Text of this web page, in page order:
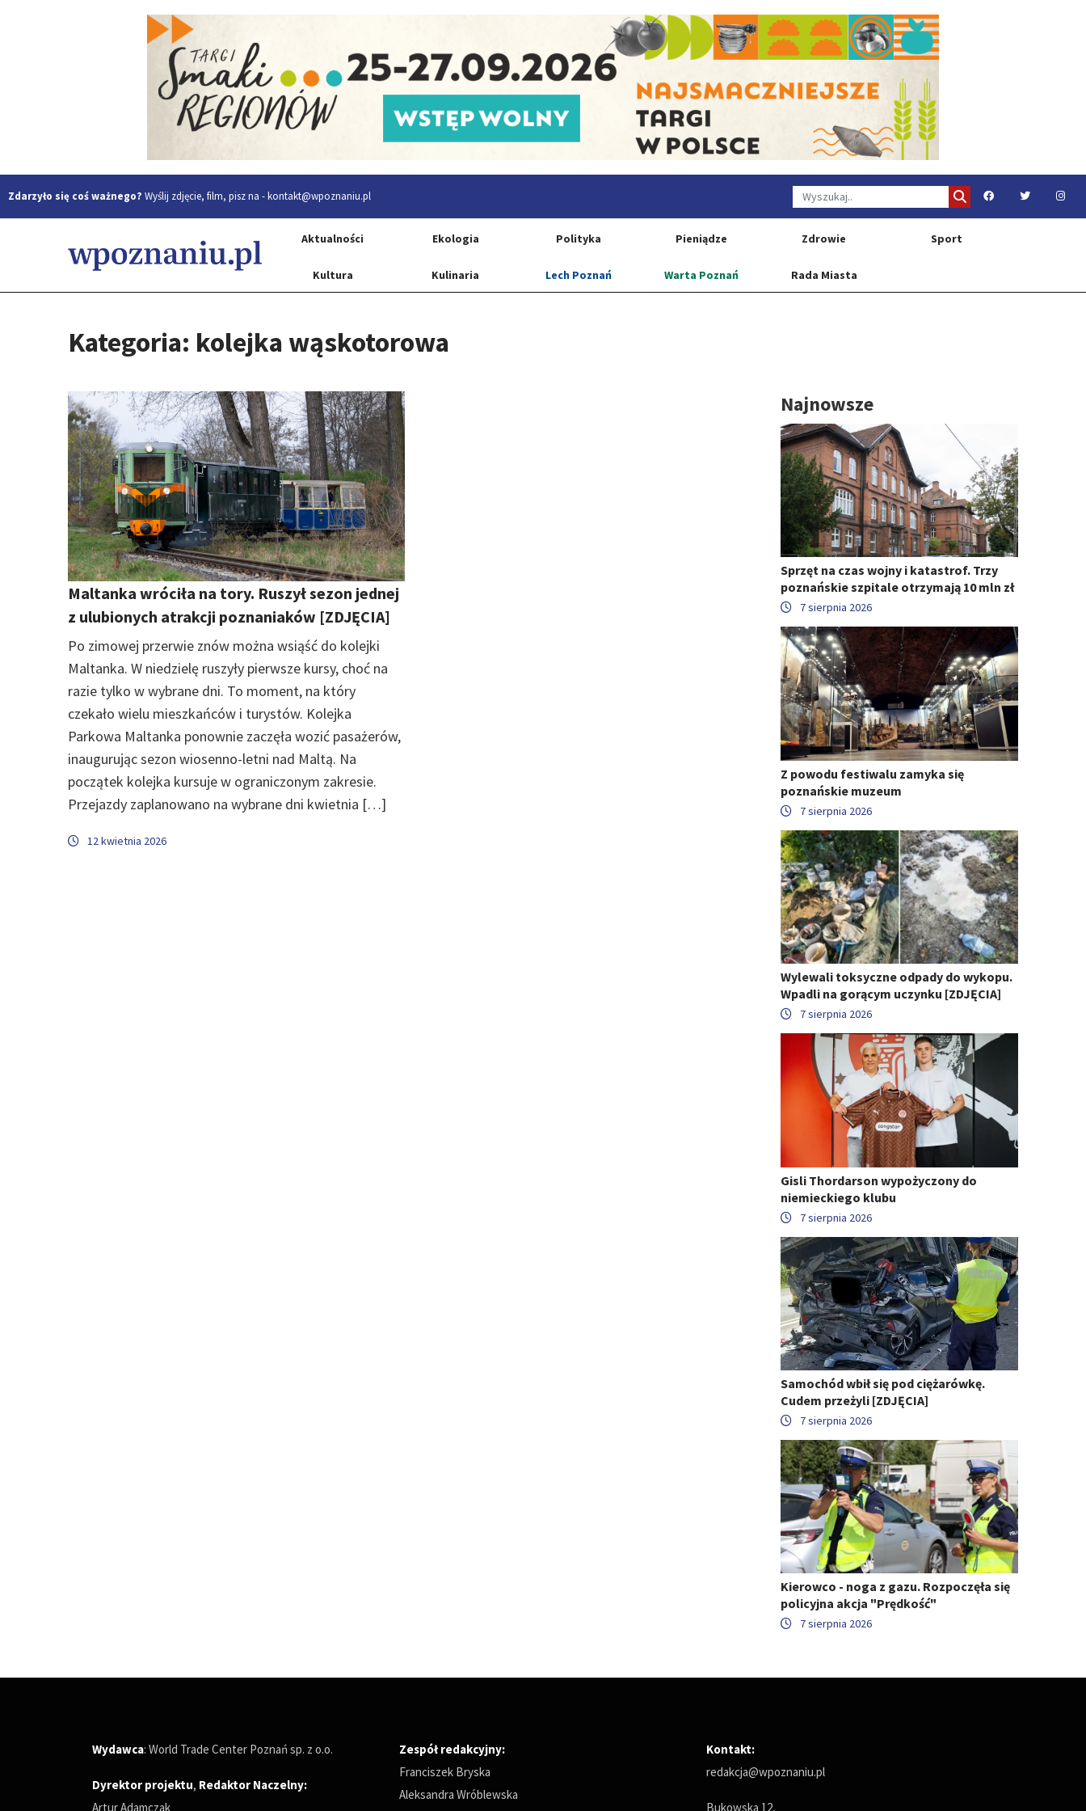
Zdarzyło się coś ważnego? Wyślij zdjęcie, film, pisz na -kontakt@wpoznaniu.pl
Aktualności Ekologia Polityka Pieniądze Zdrowie Sport
Kultura Kulinaria Lech Poznań Warta Poznań Rada Miasta
Kategoria: kolejka wąskotorowa
Maltanka wróciła na tory. Ruszył sezon jednej
z ulubionych atrakcji poznaniaków [ZDJĘCIA]
Po zimowej przerwie znów można wsiąść do kolejki
Maltanka. W niedzielę ruszyły pierwsze kursy, choć na
razie tylko w wybrane dni. To moment, na który
czekało wielu mieszkańców i turystów. Kolejka
Parkowa Maltanka ponownie zaczęła wozić pasażerów,
inaugurując sezon wiosenno-letni nad Maltą. Na
początek kolejka kursuje w ograniczonym zakresie.
Przejazdy zaplanowano na wybrane dni kwietnia […]
12 kwietnia 2026
Najnowsze
Sprzęt na czas wojny i katastrof. Trzy
poznańskie szpitale otrzymają 10 mln zł
7 sierpnia 2026
Z powodu festiwalu zamyka się
poznańskie muzeum
7 sierpnia 2026
Wylewali toksyczne odpady do wykopu.
Wpadli na gorącym uczynku [ZDJĘCIA]
7 sierpnia 2026
Gisli Thordarson wypożyczony do
niemieckiego klubu
7 sierpnia 2026
Samochód wbił się pod ciężarówkę.
Cudem przeżyli [ZDJĘCIA]
7 sierpnia 2026
Kierowco - noga z gazu. Rozpoczęła się
policyjna akcja "Prędkość"
7 sierpnia 2026
Wydawca: World Trade Center Poznań sp. z o.o.
Dyrektor projektu, Redaktor Naczelny:
Artur Adamczak
Zespół redakcyjny:
Franciszek Bryska
Aleksandra Wróblewska
Kontakt:
redakcja@wpoznaniu.pl
Bukowska 12,